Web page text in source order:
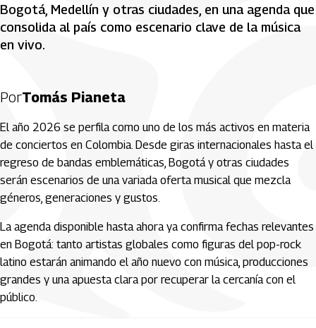
Bogotá, Medellín y otras ciudades, en una agenda que
consolida al país como escenario clave de la música
en vivo.
PorTomás Pianeta
El año 2026 se perfila como uno de los más activos en materia
de conciertos en Colombia. Desde giras internacionales hasta el
regreso de bandas emblemáticas, Bogotá y otras ciudades
serán escenarios de una variada oferta musical que mezcla
géneros, generaciones y gustos.
La agenda disponible hasta ahora ya confirma fechas relevantes
en Bogotá: tanto artistas globales como figuras del pop-rock
latino estarán animando el año nuevo con música, producciones
grandes y una apuesta clara por recuperar la cercanía con el
público.